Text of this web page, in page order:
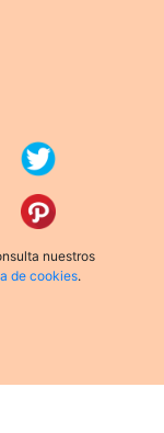
nuestros
de cookies.